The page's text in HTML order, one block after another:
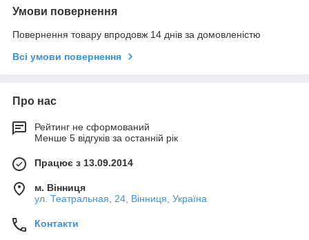
Умови повернення
Повернення товару впродовж 14 днів за домовленістю
Всі умови повернення
Про нас
Рейтинг не сформований
Менше 5 відгуків за останній рік
Працює з 13.09.2014
м. Вінниця
ул. Театральная, 24, Вінниця, Україна
Контакти